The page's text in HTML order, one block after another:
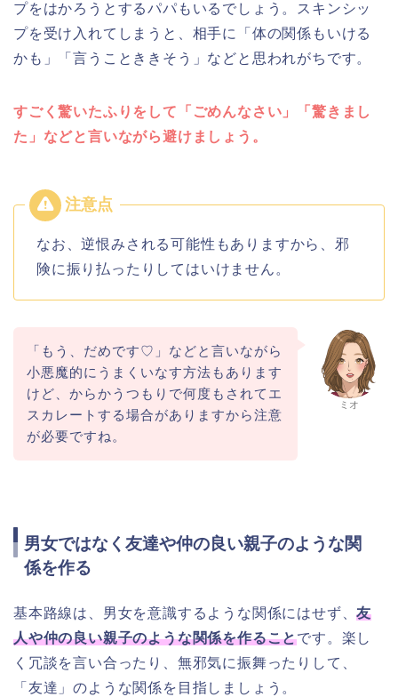
プをはかろうとするパパもいるでしょう。スキンシッ
プを受け入れてしまうと、相手に「体の関係もいける
かも」「言うことききそう」などと思われがちです。
すごく驚いたふりをして「ごめんなさい」「驚きまし
た」などと言いながら避けましょう。
なお、逆恨みされる可能性もありますから、邪
険に振り払ったりしてはいけません。
ミオ
「もう、だめです♡」などと言いながら
小悪魔的にうまくいなす方法もあります
けど、からかうつもりで何度もされてエ
スカレートする場合がありますから注意
が必要ですね。
男女ではなく友達や仲の良い親子のような関
係を作る
基本路線は、男女を意識するような関係にはせず、友
人や仲の良い親子のような関係を作ることです。楽し
く冗談を言い合ったり、無邪気に振舞ったりして、
「友達」のような関係を目指しましょう。